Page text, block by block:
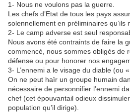
1- Nous ne voulons pas la guerre.
Les chefs d’Etat de tous les pays
solennellement en préliminaires qu’ils
2- Le camp adverse est seul
Nous avons été contraints de faire la
commencé, nous sommes obligés de
défense ou pour honorer nos
3- L’ennemi a le visage du diable (ou
On ne peut haïr un groupe humain
nécessaire de personnifier l’ennemi
chef (cet épouvantail odieux
population qu’il dirige).